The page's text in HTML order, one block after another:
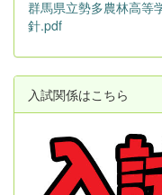
群馬県立勢多農林高等
針.pdf
入試関係はこちら